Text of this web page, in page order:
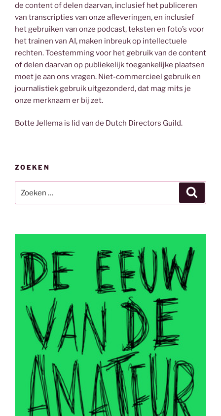
de content of delen daarvan, inclusief het publiceren
van transcripties van onze afleveringen, en inclusief
het gebruiken van onze podcast, teksten en foto’s voor
het trainen van AI, maken inbreuk op intellectuele
rechten. Toestemming voor het gebruik van de content
of delen daarvan op publiekelijk toegankelijke plaatsen
moet je aan ons vragen. Niet-commercieel gebruik en
journalistiek gebruik uitgezonderd, dat mag mits je
onze merknaam er bij zet.
Botte Jellema is lid van de Dutch Directors Guild.
ZOEKEN
naar: